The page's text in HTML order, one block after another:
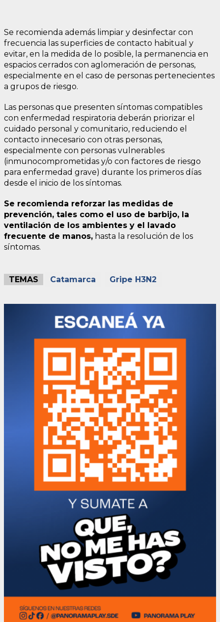
Se recomienda además limpiar y desinfectar con
frecuencia las superficies de contacto habitual y
evitar, en la medida de lo posible, la permanencia en
espacios cerrados con aglomeración de personas,
especialmente en el caso de personas pertenecientes
a grupos de riesgo.
Las personas que presenten síntomas compatibles
con enfermedad respiratoria deberán priorizar el
cuidado personal y comunitario, reduciendo el
contacto innecesario con otras personas,
especialmente con personas vulnerables
(inmunocomprometidas y/o con factores de riesgo
para enfermedad grave) durante los primeros días
desde el inicio de los síntomas.
Se recomienda reforzar las medidas de
prevención, tales como el uso de barbijo, la
ventilación de los ambientes y el lavado
frecuente de manos, hasta la resolución de los
síntomas.
TEMAS Catamarca Gripe H3N2